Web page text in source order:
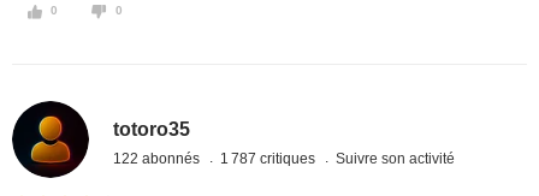
0 0
totoro35
122 abonnés 1 787 critiques Suivre son activité